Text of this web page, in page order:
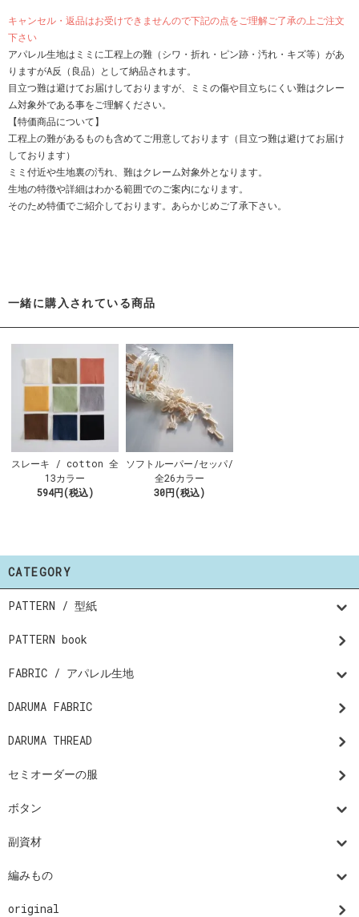
キャンセル・返品はお受けできませんので下記の点をご理解ご了承の上ご注文
下さい
アパレル生地はミミに工程上の難（シワ・折れ・ピン跡・汚れ・キズ等）があ
りますがA反（良品）として納品されます。
目立つ難は避けてお届けしておりますが、ミミの傷や目立ちにくい難はクレー
ム対象外である事をご理解ください。
【特価商品について】
工程上の難があるものも含めてご用意しております（目立つ難は避けてお届け
しております）
ミミ付近や生地裏の汚れ、難はクレーム対象外となります。
生地の特徴や詳細はわかる範囲でのご案内になります。
そのため特価でご紹介しております。あらかじめご了承下さい。
一緒に購入されている商品
スレーキ / cotton 全
13カラー
594円(税込)
ソフトルーパー/セッパ/
全26カラー
30円(税込)
CATEGORY
PATTERN / 型紙
PATTERN book
FABRIC / アパレル生地
DARUMA FABRIC
DARUMA THREAD
セミオーダーの服
ボタン
副資材
編みもの
original